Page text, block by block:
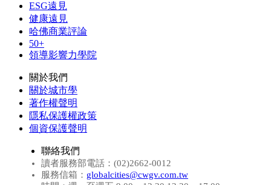
ESG遠見
健康遠見
哈佛商業評論
50+
領導影響力學院
關於我們
關於城市學
著作權聲明
隱私保護權政策
個資保護聲明
聯絡我們
讀者服務部電話：(02)2662-0012
服務信箱： globalcities@cwgv.com.tw